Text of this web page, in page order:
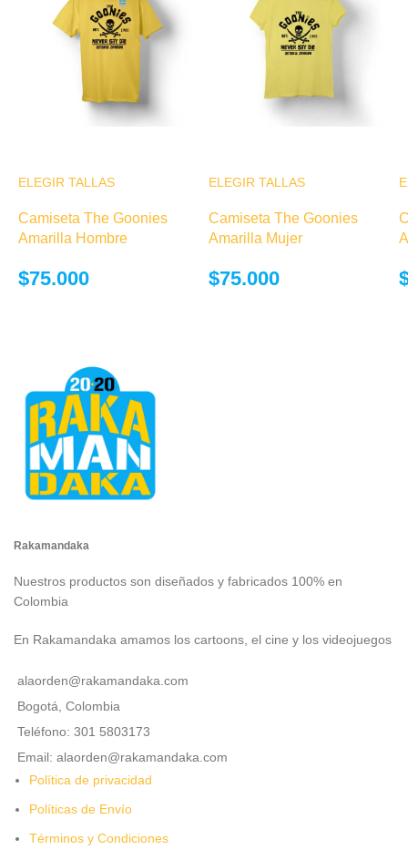
ELEGIR TALLAS
variantes. Las
opciones se
Camiseta The Goonies
Amarilla Hombre
$75.000
ELEGIR TALLAS
variantes. Las
Camiseta The Goonies
Amarilla Mujer
$75.000
Rakamandaka
Nuestros productos son diseñados y fabricados 100% en
Colombia
En Rakamandaka amamos los cartoons, el cine y los videojuegos
alaorden@rakamandaka.com
Bogotá, Colombia
Teléfono: 301 5803173
Email: alaorden@rakamandaka.com
Política de privacidad
Políticas de Envío
Términos y Condiciones